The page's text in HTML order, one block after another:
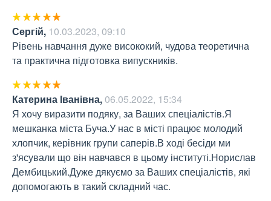
Сергій, 10.03.2023, 09:10
Рівень навчання дуже висококий, чудова теоретична
та практична підготовка випускників.
Катерина Іванівна,06.05.2022, 15:34
Я хочу виразити подяку, за Ваших спеціалістів.Я
мешканка міста Буча.У нас в місті працює молодий
хлопчик, керівник групи саперів.В ході бесіди ми
з'ясували що він навчався в цьому інституті.Норислав
Дембицький.Дуже дякуємо за Ваших спеціалістів, які
допомогають в такий складний час.